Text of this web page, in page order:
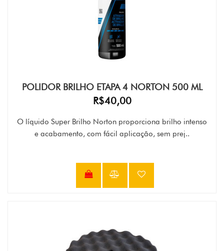
POLIDOR BRILHO ETAPA 4 NORTON 500 ML
R$40,00
O líquido Super Brilho Norton proporciona brilho intenso
e acabamento, com fácil aplicação, sem prej..